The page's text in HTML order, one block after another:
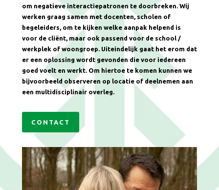
om negatieve interactiepatronen te doorbreken. Wij
werken graag samen met docenten, scholen of
begeleiders, om te kijken welke aanpak helpend is
voor de cliënt, maar ook passend voor de school /
werkplek of woongroep. Uiteindelijk gaat het erom dat
er een oplossing wordt gevonden die voor iedereen
goed voelt en werkt. Om hiertoe te komen kunnen we
bijvoorbeeld observeren op locatie of deelnemen aan
een multidisciplinair overleg.
CONTACT